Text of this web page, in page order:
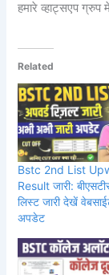
हमारे व्हाट्सएप ग्रुप
Related
Bstc 2nd List
Result जारी:
लिस्ट जारी देखें
अपडेट